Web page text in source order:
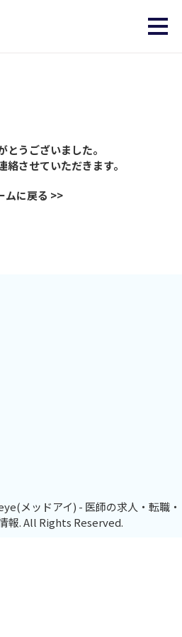
とうございました。
絡させていただきます。
ムに戻る >>
メッドアイ) - 医師の求人・転職・
報. All Rights Reserved.